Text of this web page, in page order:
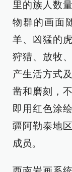
里的族人数
物群的画面
羊、凶猛的
狩猎、放牧
产生活方式
凿和磨刻，
即用红色涂
疆阿勒泰地
成员。